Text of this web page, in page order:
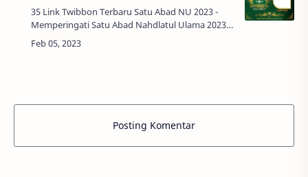
35 Link Twibbon Terbaru Satu Abad NU 2023 -
Memperingati Satu Abad Nahdlatul Ulama 2023.
Nahdlatul Ulama (NU) merupakan salah satu
organisasi Islam terbesar di dunia dan merayakan
Posting Komentar